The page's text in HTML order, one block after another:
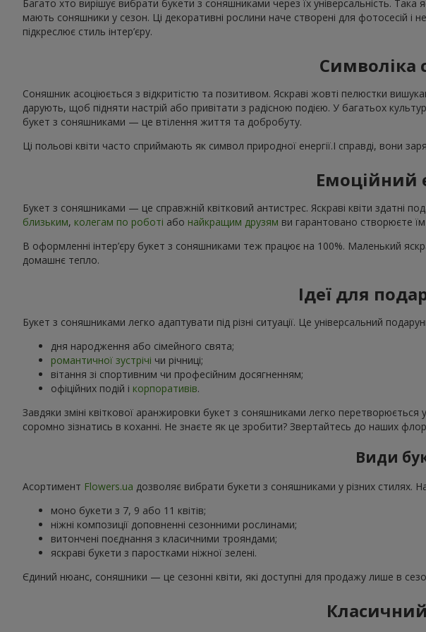
Багато хто вирішує вибрати букети з соняшниками через їх універсальність.
мають соняшники у сезон. Ці декоративні рослини наче створені для фотосесій і
підкреслює стиль інтер’єру.
Символіка
Соняшник асоціюється з відкритістю та позитивом. Яскраві жовті пелюстки
дарують, щоб підняти настрій або привітати з радісною подією. У багатьох
букет з соняшниками — це втілення життя та добробуту.
Ці польові квіти часто сприймають як символ природної енергії.І справді, вони
Емоційний
Букет з соняшниками — це справжній квітковий антистрес. Яскраві квіти здатні
близьким, колегам по роботі або найкращим друзям ви гарантовано створюєте
В оформленні інтер’єру букет з соняшниками теж працює на 100%. Маленький
домашнє тепло.
Ідеї для
Букет з соняшниками легко адаптувати під різні ситуації. Це універсальний
дня народження або сімейного свята;
романтичної зустрічі чи річниці;
вітання зі спортивним чи професійним досягненням;
офіційних подій і корпоративів.
Завдяки зміні квіткової аранжировки букет з соняшниками легко
соромно зізнатись в коханні. Не знаєте як це зробити? Звертайтесь до наших
Види
Асортимент Flowers.ua дозволяє вибрати букети з соняшниками у різних стилях.
моно букети з 7, 9 або 11 квітів;
ніжні композиції доповненні сезонними рослинами;
витончені поєднання з класичними трояндами;
яскраві букети з паростками ніжної зелені.
Єдиний нюанс, соняшники — це сезонні квіти, які доступні для продажу лише в